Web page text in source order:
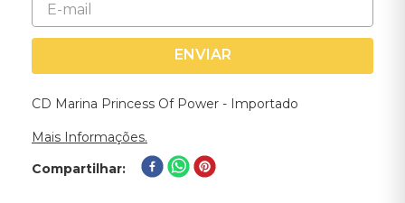
ENVIAR
CD Marina Princess Of Power - Importado
Mais Informações.
Compartilhar